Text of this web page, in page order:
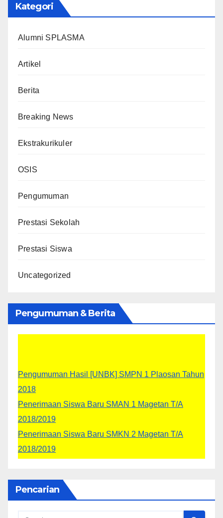
Kategori
Alumni SPLASMA
Artikel
Berita
Breaking News
Ekstrakurikuler
OSIS
Pengumuman
Prestasi Sekolah
Prestasi Siswa
Uncategorized
Pengumuman & Berita
Siswa - siswi kelas IX masuk tanggal 28 Mei 2018,
tersebut
JUKNIS PPDB untuk SMA/SMK Tahun 2018
Pencarian